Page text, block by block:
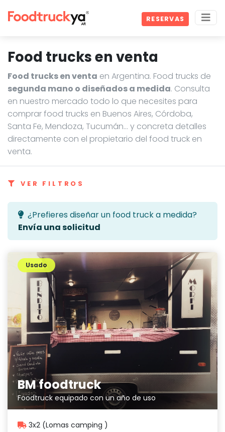
RESERVAS
Food trucks en venta
Food trucks en venta en Argentina. Food trucks de
segunda mano o diseñados a medida. Consulta
en nuestro mercado todo lo que necesites para
comprar food trucks en Buenos Aires, Córdoba,
Santa Fe, Mendoza, Tucumán… y concreta detalles
directamente con el propietario del food truck en
venta.
VER FILTROS
¿Prefieres diseñar un food truck a medida?
Envía una solicitud
BM foodtruck
Foodtruck equipado con un año de uso
Usado
3x2 (Lomas camping )